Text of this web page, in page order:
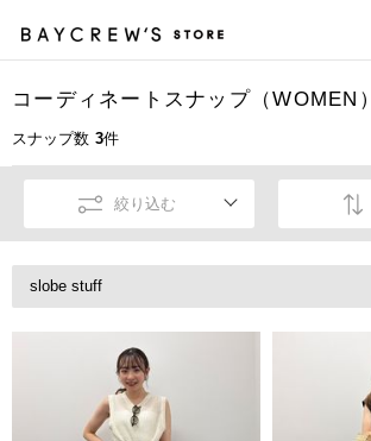
コーディネートスナップ（WOMEN）
スナップ数 3件
絞り込む
slobe stuff